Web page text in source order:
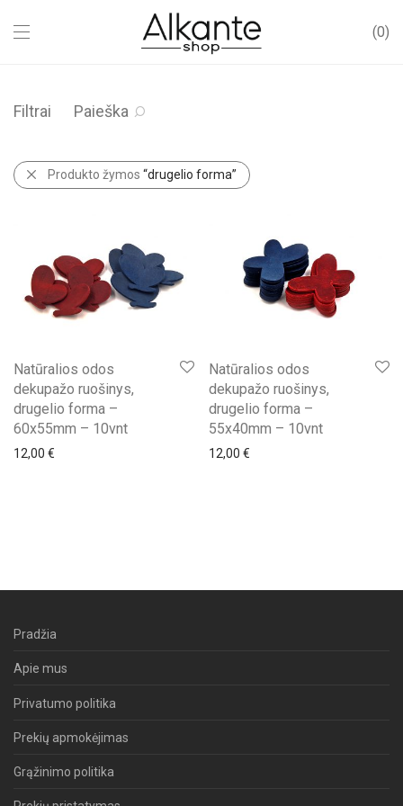
0
Filtrai Paieška
Produkto žymos “drugelio forma”
Natūralios odos
dekupažo ruošinys,
drugelio forma –
60x55mm – 10vnt
12,00 €
Natūralios odos
dekupažo ruošinys,
drugelio forma –
55x40mm – 10vnt
12,00 €
Pradžia
Apie mus
Privatumo politika
Prekių apmokėjimas
Grąžinimo politika